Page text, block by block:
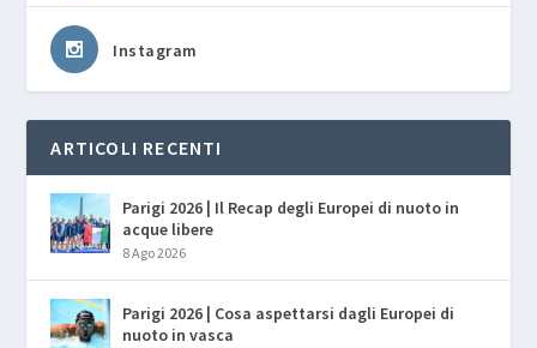
Instagram
ARTICOLI RECENTI
Parigi 2026 | Il Recap degli Europei di nuoto in
acque libere
8 Ago 2026
Parigi 2026 | Cosa aspettarsi dagli Europei di
nuoto in vasca